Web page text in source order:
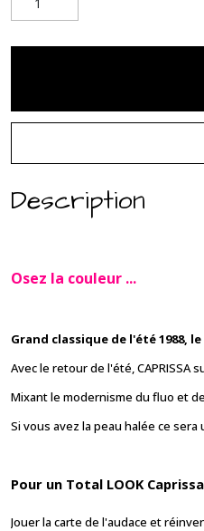
Description
Osez la couleur ...
Grand classique de l'été 1988,
Avec le retour de l'été, CAPRISSA
Mixant le modernisme du fluo et
Si vous avez la peau halée ce sera
Pour un Total LOOK Caprissa
Jouer la carte de l'audace et